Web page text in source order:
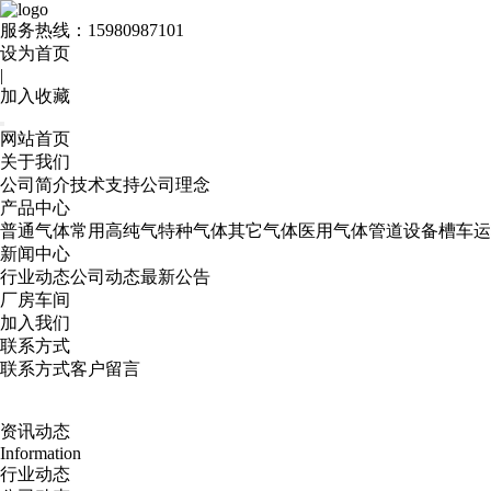
服务热线： 15980987101
设为首页
|
加入收藏
网站首页
关于我们
公司简介技术支持公司理念
产品中心
普通气体常用高纯气特种气体其它气体医用气体管道设备槽车
新闻中心
行业动态公司动态最新公告
厂房车间
加入我们
联系方式
联系方式客户留言
资讯动态
Information
行业动态